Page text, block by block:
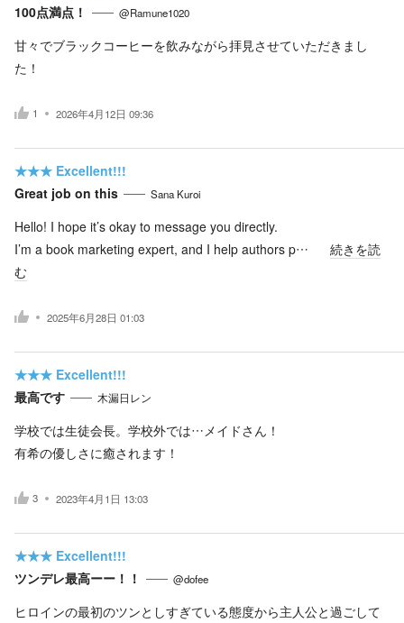
100点満点！
@Ramune1020
甘々でブラックコーヒーを飲みながら拝見させていただきまし
た！
1 2026年4月12日 09:36
★★★ Excellent!!!
Great job on this
Sana Kuroi
Hello! I hope it’s okay to message you directly.
I’m a book marketing expert, and I help authors p…
続きを読
む
2025年6月28日 01:03
★★★ Excellent!!!
最高です
木漏日レン
学校では生徒会長。学校外では…メイドさん！
有希の優しさに癒されます！
3 2023年4月1日 13:03
★★★ Excellent!!!
ツンデレ最高ーー！！
@dofee
ヒロインの最初のツンとしすぎている態度から主人公と過ごして